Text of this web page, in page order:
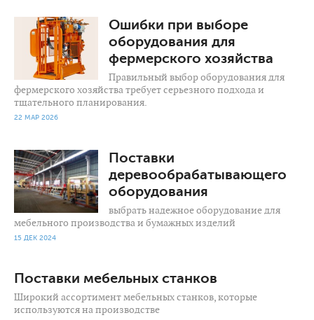
Ошибки при выборе
оборудования для
фермерского хозяйства
Правильный выбор оборудования для
фермерского хозяйства требует серьезного подхода и
тщательного планирования.
22 МАР 2026
Поставки
деревообрабатывающего
оборудования
выбрать надежное оборудование для
мебельного производства и бумажных изделий
15 ДЕК 2024
Поставки мебельных станков
Широкий ассортимент мебельных станков, которые
используются на производстве